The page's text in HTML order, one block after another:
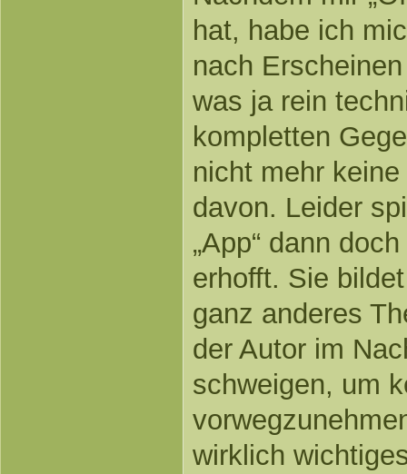
hat, habe ich
nach
was ja rein
kompletten
nicht mehr
davon. Leider
„App“ dann
erhofft. Sie
ganz anderes
der Autor im
schweigen, um
wirklich